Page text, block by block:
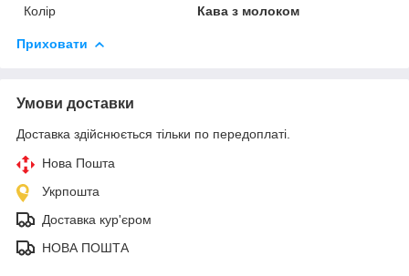
Колір
Кава з молоком
Приховати
Умови доставки
Доставка здійснюється тільки по передоплаті.
Нова Пошта
Укрпошта
Доставка кур'єром
НОВА ПОШТА